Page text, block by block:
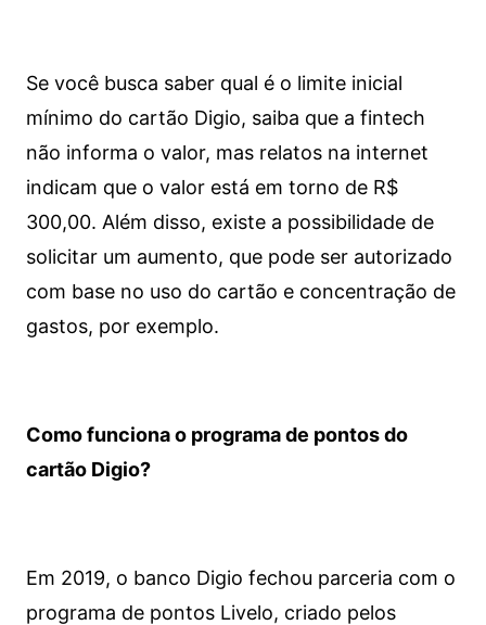
Se você busca saber qual é o limite inicial
mínimo do cartão Digio, saiba que a fintech
não informa o valor, mas relatos na internet
indicam que o valor está em torno de R$
300,00. Além disso, existe a possibilidade de
solicitar um aumento, que pode ser autorizado
com base no uso do cartão e concentração de
gastos, por exemplo.
Como funciona o programa de pontos do
cartão Digio?
Em 2019, o banco Digio fechou parceria com o
programa de pontos Livelo, criado pelos